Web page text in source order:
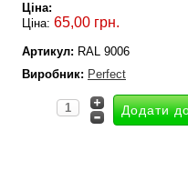
Ціна:
Ціна: 65,00 грн.
Артикул: RAL 9006
Виробник: Perfect